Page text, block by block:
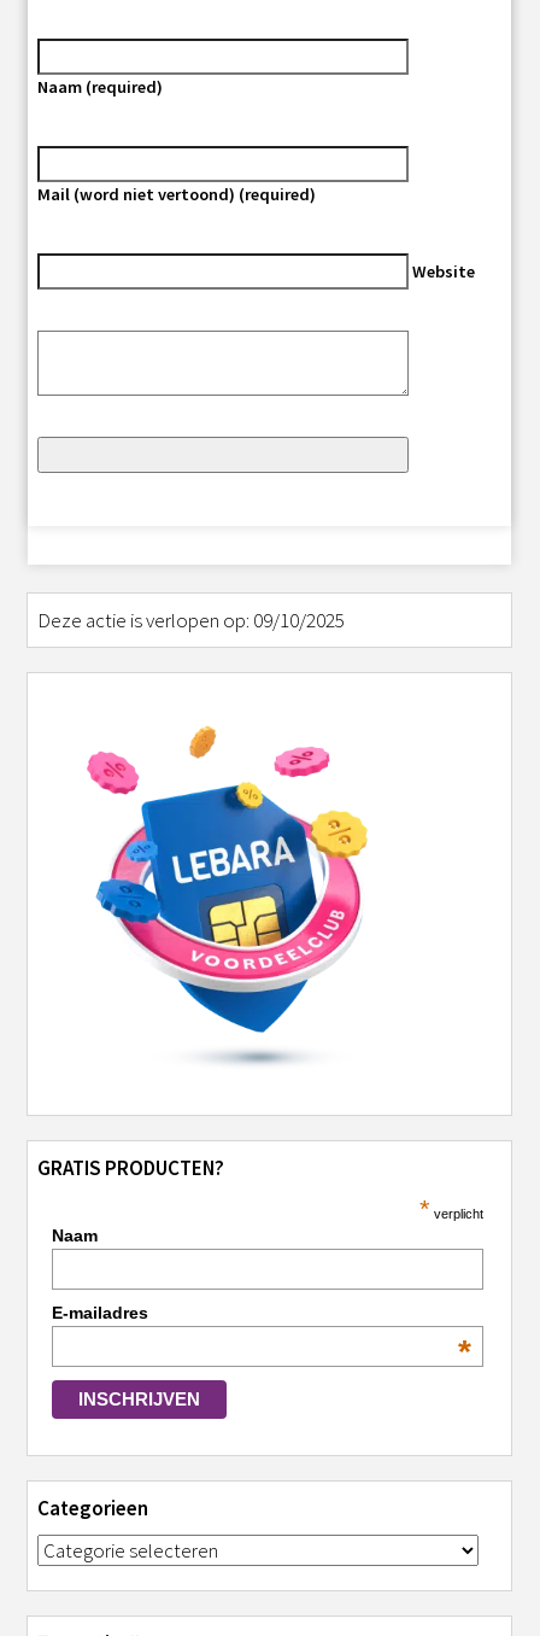
Deze actie is verlopen op: 09/10/2025
GRATIS PRODUCTEN?
* verplicht
Naam
E-mailadres
*
Categorieen
Naam (required)
Mail (word niet vertoond) (required)
Website